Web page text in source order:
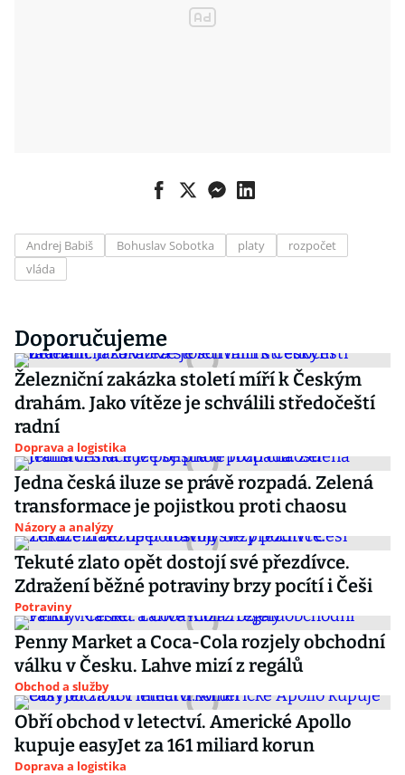
Andrej Babiš Bohuslav Sobotka platy
rozpočet
vláda
Doporučujeme
Železniční zakázka století míří k Českým
drahám. Jako vítěze je schválili středočeští
radní
Doprava a logistika
Jedna česká iluze se právě rozpadá. Zelená
transformace je pojistkou proti chaosu
Názory a analýzy
Tekuté zlato opět dostojí své přezdívce.
Zdražení běžné potraviny brzy pocítí i Češi
Potraviny
Penny Market a Coca-Cola rozjely obchodní
válku v Česku. Lahve mizí z regálů
Obchod a služby
Obří obchod v letectví. Americké Apollo
kupuje easyJet za 161 miliard korun
Doprava a logistika